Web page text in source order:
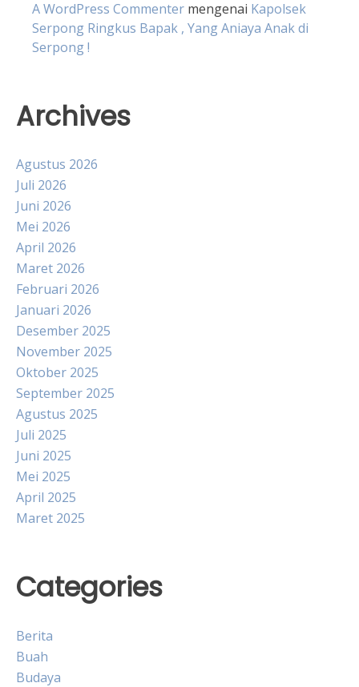
A WordPress Commenter mengenai Kapolsek
Serpong Ringkus Bapak , Yang Aniaya Anak di
Serpong !
Archives
Agustus 2026
Juli 2026
Juni 2026
Mei 2026
April 2026
Maret 2026
Februari 2026
Januari 2026
Desember 2025
November 2025
Oktober 2025
September 2025
Agustus 2025
Juli 2025
Juni 2025
Mei 2025
April 2025
Maret 2025
Categories
Berita
Buah
Budaya